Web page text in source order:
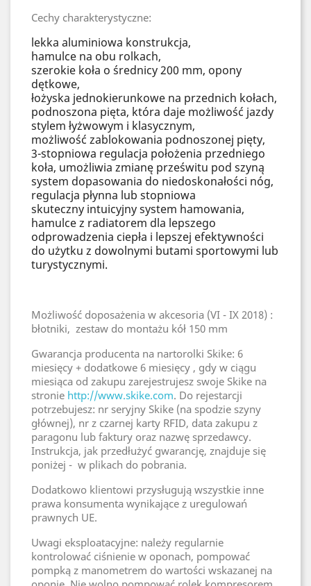
Cechy charakterystyczne:
lekka aluminiowa konstrukcja,
hamulce na obu rolkach,
szerokie koła o średnicy 200 mm, opony
dętkowe,
łożyska jednokierunkowe na przednich kołach,
podnoszona pięta, która daje możliwość jazdy
stylem łyżwowym i klasycznym,
możliwość zablokowania podnoszonej pięty,
3-stopniowa regulacja położenia przedniego
koła, umożliwia zmianę prześwitu pod szyną
system dopasowania do niedoskonałości nóg,
regulacja płynna lub stopniowa
skuteczny intuicyjny system hamowania,
hamulce z radiatorem dla lepszego
odprowadzenia ciepła i lepszej efektywności
do użytku z dowolnymi butami sportowymi lub
turystycznymi.
Możliwość doposażenia w akcesoria (VI - IX 2018) :
błotniki, zestaw do montażu kół 150 mm
Gwarancja producenta na nartorolki Skike: 6
miesięcy + dodatkowe 6 miesięcy , gdy w ciągu
miesiąca od zakupu zarejestrujesz swoje Skike na
stronie http://www.skike.com. Do rejestarcji
potrzebujesz: nr seryjny Skike (na spodzie szyny
głównej), nr z czarnej karty RFID, data zakupu z
paragonu lub faktury oraz nazwę sprzedawcy.
Instrukcja, jak przedłużyć gwarancję, znajduje się
poniżej - w plikach do pobrania.
Dodatkowo klientowi przysługują wszystkie inne
prawa konsumenta wynikające z uregulowań
prawnych UE.
Uwagi eksploatacyjne: należy regularnie
kontrolować ciśnienie w oponach, pompować
pompką z manometrem do wartości wskazanej na